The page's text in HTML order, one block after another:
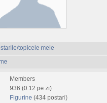
topicele mele
Members
936 (0.12 pe zi)
Figurine (434 postari)